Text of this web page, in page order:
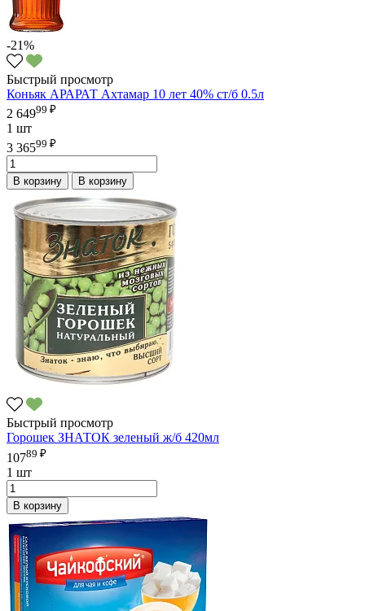
-21%
Быстрый просмотр
Коньяк АРАРАТ Ахтамар 10 лет 40% ст/б 0.5л
2 64999 ₽
1 шт
3 36599 ₽
В корзину В корзину
Быстрый просмотр
Горошек ЗНАТОК зеленый ж/б 420мл
10789 ₽
1 шт
В корзину